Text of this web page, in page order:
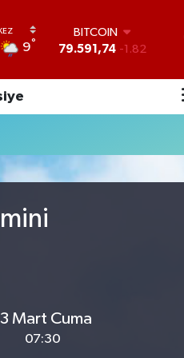
9°
BITCOIN
79.591,74 -1.82
45,43620 0.02
53,38690 0.19
6862,09000 0.19
Mart Cuma
07:30